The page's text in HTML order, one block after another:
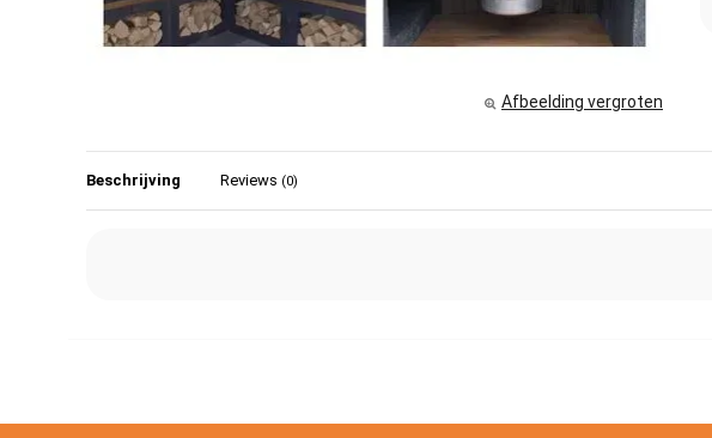
Afbeelding vergroten
Beschrijving Reviews (0)